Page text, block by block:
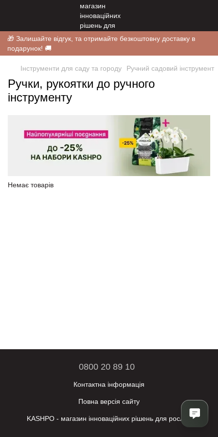
🎁 Залишайте відгук, та отримайте безкоштовну доставку в
подарунок! 🚚
Інструменти для саду та городу Ручний садовий інструмент
Ручки, рукоятки до ручного
iнструменту
Немає товарів
0800 20 89 10
Контактна інформація
Повна версія сайту
KASHPO - магазин інноваційних рішень для рослин